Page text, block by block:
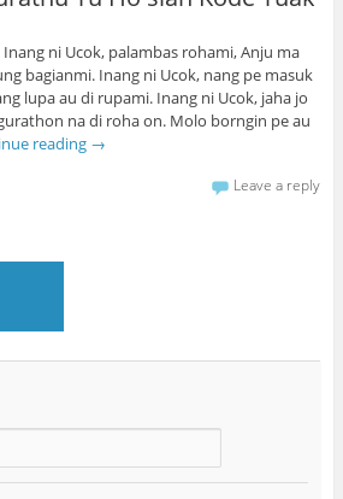
ni Ucok, palambas rohami, Anju ma
bagianmi. Inang ni Ucok, nang pe masuk
lupa au di rupami. Inang ni Ucok, jaha jo
na di roha on. Molo borngin pe au
reading →
Leave a reply